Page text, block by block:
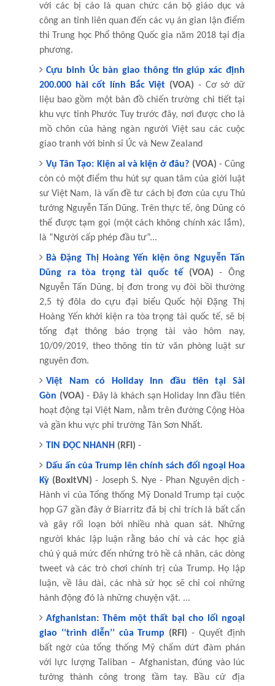
với các bị cáo là quan chức cán bộ giáo dục và
công an tỉnh liên quan đến các vụ án gian lận điểm
thi Trung học Phổ thông Quốc gia năm 2018 tại địa
phương.
Cựu binh Úc bàn giao thông tin giúp xác định
200.000 hài cốt lính Bắc Việt (VOA) - Cơ sở dữ
liệu bao gồm một bản đồ chiến trường chi tiết tại
khu vực tỉnh Phước Tuy trước đây, nơi được cho là
mồ chôn của hàng ngàn người Việt sau các cuộc
giao tranh với binh sĩ Úc và New Zealand
Vụ Tân Tạo: Kiện ai và kiện ở đâu? (VOA) - Cũng
còn có một điểm thu hút sự quan tâm của giới luật
sư Việt Nam, là vấn đề tư cách bị đơn của cựu Thủ
tướng Nguyễn Tấn Dũng. Trên thực tế, ông Dũng có
thể được tạm gọi (một cách không chính xác lắm),
là “Người cấp phép đầu tư”...
Bà Đặng Thị Hoàng Yến kiện ông Nguyễn Tấn
Dũng ra tòa trọng tài quốc tế (VOA) - Ông
Nguyễn Tấn Dũng, bị đơn trong vụ đòi bồi thường
2,5 tỷ đôla do cựu đại biểu Quốc hội Đặng Thị
Hoàng Yến khởi kiện ra tòa trọng tài quốc tế, sẽ bị
tống đạt thông báo trọng tài vào hôm nay,
10/09/2019, theo thông tin từ văn phòng luật sư
nguyên đơn.
Việt Nam có Holiday Inn đầu tiên tại Sài
Gòn (VOA) - Đây là khách sạn Holiday Inn đầu tiên
hoạt động tại Việt Nam, nằm trên đường Cộng Hòa
và gần khu vực phi trường Tân Sơn Nhất.
TIN ĐỌC NHANH (RFI) -
Dấu ấn của Trump lên chính sách đối ngoại Hoa
Kỳ(BoxitVN) - Joseph S. Nye - Phan Nguyên dịch -
Hành vi của Tổng thống Mỹ Donald Trump tại cuộc
họp G7 gần đây ở Biarritz đã bị chỉ trích là bất cẩn
và gây rối loạn bởi nhiều nhà quan sát. Những
người khác lập luận rằng báo chí và các học giả
chú ý quá mức đến những trò hề cá nhân, các dòng
tweet và các trò chơi chính trị của Trump. Họ lập
luận, về lâu dài, các nhà sử học sẽ chỉ coi những
hành động đó là những chuyện vặt. ...
Afghanistan: Thêm một thất bại cho lối ngoại
giao ‘‘trình diễn’’ của Trump (RFI) - Quyết định
bất ngờ của tổng thống Mỹ chấm dứt đàm phán
với lực lượng Taliban – Afghanistan, đúng vào lúc
tưởng thành công trong tầm tay. Bầu cử địa